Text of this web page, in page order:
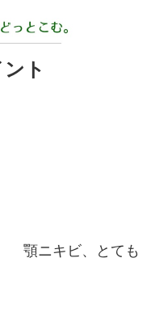
ト
顎ニキビ、とても